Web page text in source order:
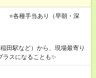
⭐各種手当あり（早朝・深
田駅など）から、現場最寄り
スになることも✨